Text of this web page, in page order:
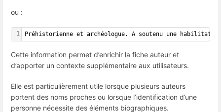
ou :
1 Préhistorienne et archéologue. A soutenu une
Cette information permet d’enrichir la fiche auteur et
d’apporter un contexte supplémentaire aux utilisateurs.
Elle est particulièrement utile lorsque plusieurs auteurs
portent des noms proches ou lorsque l’identification d’une
personne nécessite des éléments biographiques.